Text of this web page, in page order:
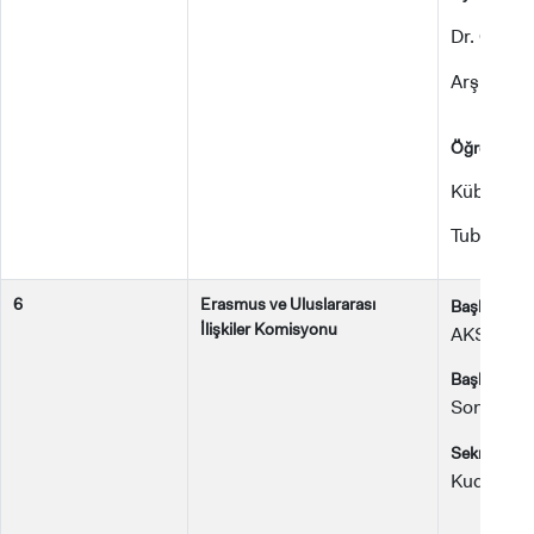
Dr. Öğr.
Arş. Gör.
Öğrenciler:
Kübra
Tuba
6
Erasmus ve Uluslararası
İlişkiler Komisyonu
Başkan:
AKSOY
Başkan
Sona
Sekreter/
Kudret